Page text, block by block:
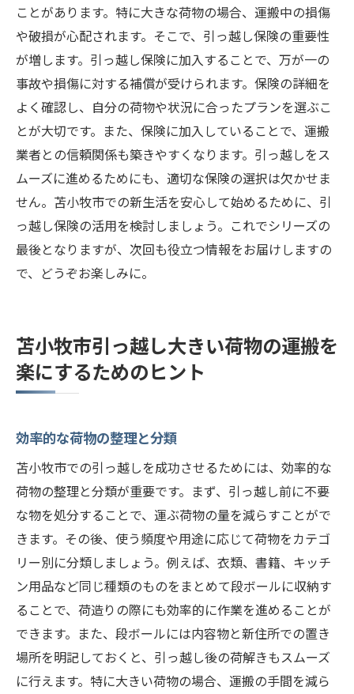
ことがあります。特に大きな荷物の場合、運搬中の損傷
や破損が心配されます。そこで、引っ越し保険の重要性
が増します。引っ越し保険に加入することで、万が一の
事故や損傷に対する補償が受けられます。保険の詳細を
よく確認し、自分の荷物や状況に合ったプランを選ぶこ
とが大切です。また、保険に加入していることで、運搬
業者との信頼関係も築きやすくなります。引っ越しをス
ムーズに進めるためにも、適切な保険の選択は欠かせま
せん。苫小牧市での新生活を安心して始めるために、引
っ越し保険の活用を検討しましょう。これでシリーズの
最後となりますが、次回も役立つ情報をお届けしますの
で、どうぞお楽しみに。
苫小牧市引っ越し大きい荷物の運搬を
楽にするためのヒント
効率的な荷物の整理と分類
苫小牧市での引っ越しを成功させるためには、効率的な
荷物の整理と分類が重要です。まず、引っ越し前に不要
な物を処分することで、運ぶ荷物の量を減らすことがで
きます。その後、使う頻度や用途に応じて荷物をカテゴ
リー別に分類しましょう。例えば、衣類、書籍、キッチ
ン用品など同じ種類のものをまとめて段ボールに収納す
ることで、荷造りの際にも効率的に作業を進めることが
できます。また、段ボールには内容物と新住所での置き
場所を明記しておくと、引っ越し後の荷解きもスムーズ
に行えます。特に大きい荷物の場合、運搬の手間を減ら